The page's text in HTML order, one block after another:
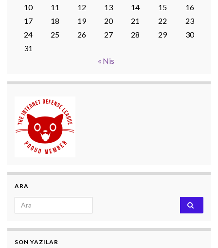
10
11 12 13 14 15
16
17
18 19 20 21 22
23
24
25 26 27 28 29
30
31
« Nis
ARA
Search for:
SON YAZILAR